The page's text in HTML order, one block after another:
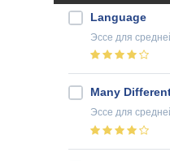
Language
Эссе для
Many
Эссе для